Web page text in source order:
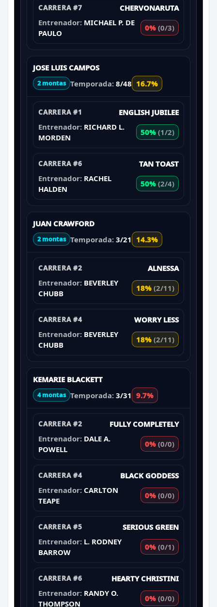
CARRERA #7
CHERVONARUTA
Entrenador: MICHAEL P. DE
PAULO
0% (0/3)
JOSE LUIS CAMPOS
2 montas Temporada: 8/48 16.7%
CARRERA #1
ENGLISH JUBILEE
Entrenador: RICHARD L.
MORDEN
50% (1/2)
CARRERA #6
TAN TOAST
Entrenador: RACHEL
HALDEN
50% (2/4)
JUAN CRAWFORD
2 montas Temporada: 3/21 14.3%
CARRERA #2
ALNESSA
Entrenador: BEVERLEY
CHUBB
18% (2/11)
CARRERA #4
WORRY LESS
Entrenador: BEVERLEY
CHUBB
18% (2/11)
KEMARIE BLACKETT
4 montas Temporada: 3/31 9.7%
CARRERA #2
FULLY COMPLETELY
Entrenador: DALE A.
POWELL
0% (0/0)
CARRERA #4
BLACK GODDESS
Entrenador: CARLTON
TEAPE
0% (0/0)
CARRERA #5
SERIOUS GREEN
Entrenador: L. RODNEY
BARROW
0% (0/1)
CARRERA #6
HEARTY CHRISTINI
Entrenador: RANDY O.
THOMPSON
0% (0/0)